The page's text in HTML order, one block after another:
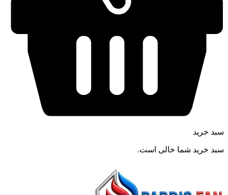
سبد خرید
سبد خرید شما خالی است.